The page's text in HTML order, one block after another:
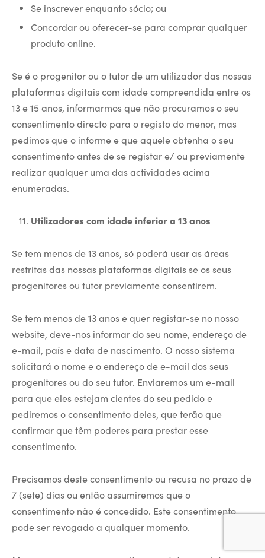
Se inscrever enquanto sócio; ou
Concordar ou oferecer-se para comprar qualquer
produto online.
Se é o progenitor ou o tutor de um utilizador das nossas
plataformas digitais com idade compreendida entre os
13 e 15 anos, informarmos que não procuramos o seu
consentimento directo para o registo do menor, mas
pedimos que o informe e que aquele obtenha o seu
consentimento antes de se registar e/ ou previamente
realizar qualquer uma das actividades acima
enumeradas.
Utilizadores com idade inferior a 13 anos
Se tem menos de 13 anos, só poderá usar as áreas
restritas das nossas plataformas digitais se os seus
progenitores ou tutor previamente consentirem.
Se tem menos de 13 anos e quer registar-se no nosso
website, deve-nos informar do seu nome, endereço de
e-mail, país e data de nascimento. O nosso sistema
solicitará o nome e o endereço de e-mail dos seus
progenitores ou do seu tutor. Enviaremos um e-mail
para que eles estejam cientes do seu pedido e
pediremos o consentimento deles, que terão que
confirmar que têm poderes para prestar esse
consentimento.
Precisamos deste consentimento ou recusa no prazo de
7 (sete) dias ou então assumiremos que o
consentimento não é concedido. Este consentimento
pode ser revogado a qualquer momento.